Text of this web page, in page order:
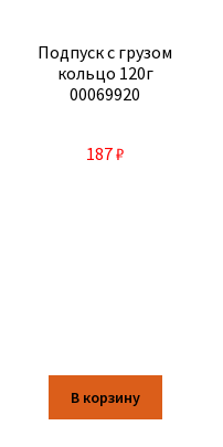
Подпуск с грузом
кольцо 120г
00069920
187₽
В корзину